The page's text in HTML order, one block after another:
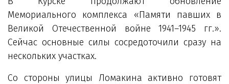
Мемориального комплекса «Памяти павших в
Великой Отечественной войне 1941–1945 гг.».
Сейчас основные силы сосредоточили сразу на
нескольких участках.
Со стороны улицы Ломакина активно готовят